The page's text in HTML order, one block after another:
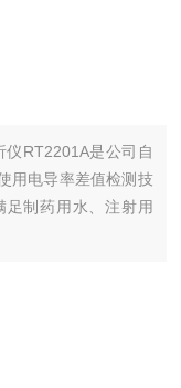
RT2201A是公司自
用电导率差值检测技
制药用水、注射用